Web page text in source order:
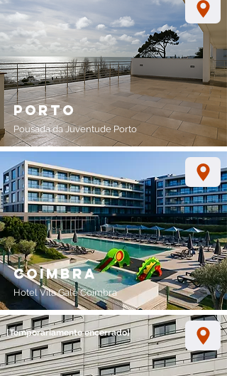
porto
Pousada da Juventude Porto
coimbra
Hotel Vila Galé Coimbra
[Temporariamente encerrado]